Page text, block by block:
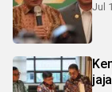
Jul